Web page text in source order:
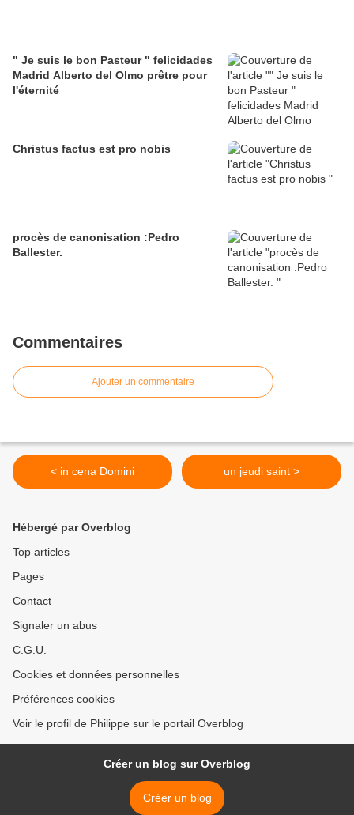
" Je suis le bon Pasteur " felicidades
Madrid Alberto del Olmo prêtre pour
l'éternité
Christus factus est pro nobis
procès de canonisation :Pedro
Ballester.
Commentaires
Ajouter un commentaire
< in cena Domini un jeudi saint >
Hébergé par Overblog
Top articles
Pages
Contact
Signaler un abus
C.G.U.
Cookies et données personnelles
Préférences cookies
Voir le profil de Philippe sur le portail Overblog
Créer un blog sur Overblog
Créer un blog